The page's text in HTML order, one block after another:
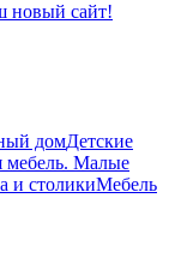
новый сайт!
домДетские
мебель. Малые
и столикиМебель